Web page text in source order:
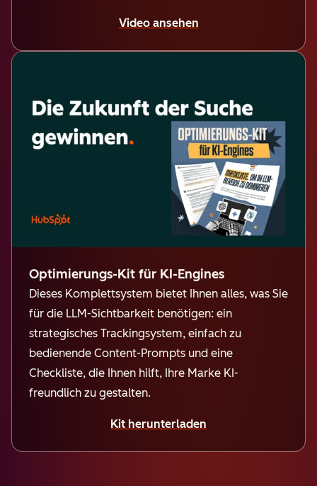
Video ansehen
Optimierungs-Kit für KI-Engines
Dieses Komplettsystem bietet Ihnen alles, was Sie
für die LLM-Sichtbarkeit benötigen: ein
strategisches Trackingsystem, einfach zu
bedienende Content-Prompts und eine
Checkliste, die Ihnen hilft, Ihre Marke KI-
freundlich zu gestalten.
Kit herunterladen